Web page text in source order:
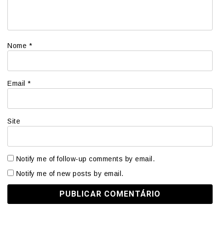
Nome *
Email *
Site
Notify me of follow-up comments by email.
Notify me of new posts by email.